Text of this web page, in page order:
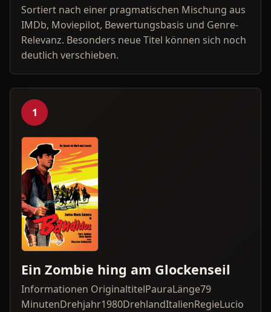
Sortiert nach einer pragmatischen Mischung aus
IMDb, Moviepilot, Bewertungsbasis und Genre-
Relevanz. Besonders neue Titel können sich noch
deutlich verschieben.
1
Ein Zombie hing am Glockenseil
Informationen OriginaltitelPauraLänge79
MinutenDrehjahr1980DrehlandItalienRegieLucio